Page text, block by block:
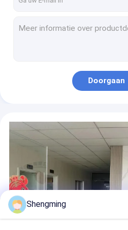
500ml de plastic van de het Voedselrang van Waterflessen Kruiken van het
500ml Flessen van de het HUISDIERENcontainer van Olive Shape Plastic
500 ml PET-plastic flessen
Kunnen de Duidelijke Plastic de Drankblikken van
De Rang van het suikergoedvoedsel 700ml kunnen de
Doorgaan
Shengming